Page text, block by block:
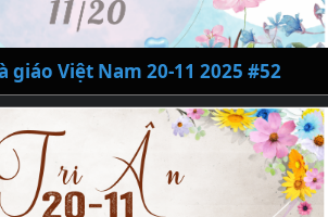
giáo Việt Nam 20-11 2025 #52